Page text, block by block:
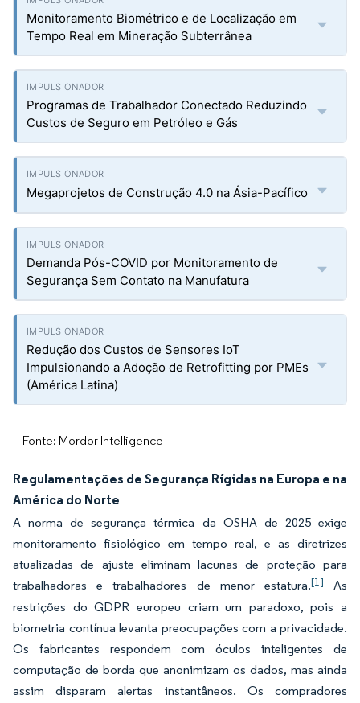
Monitoramento Biométrico e de Localização em
Tempo Real em Mineração Subterrânea
Programas de Trabalhador Conectado Reduzindo
Custos de Seguro em Petróleo e Gás
Megaprojetos de Construção 4.0 na Ásia-Pacífico
Demanda Pós-COVID por Monitoramento de
Segurança Sem Contato na Manufatura
Redução dos Custos de Sensores IoT
Impulsionando a Adoção de Retrofitting por PMEs
(América Latina)
Fonte: Mordor Intelligence
Regulamentações de Segurança Rígidas na Europa e na
América do Norte
A norma de segurança térmica da OSHA de 2025 exige
monitoramento fisiológico em tempo real, e as diretrizes
atualizadas de ajuste eliminam lacunas de proteção para
trabalhadoras e trabalhadores de menor estatura.[1]
As
restrições do GDPR europeu criam um paradoxo, pois a
biometria contínua levanta preocupações com a privacidade.
Os fabricantes respondem com óculos inteligentes de
computação de borda que anonimizam os dados, mas ainda
assim disparam alertas instantâneos. Os compradores